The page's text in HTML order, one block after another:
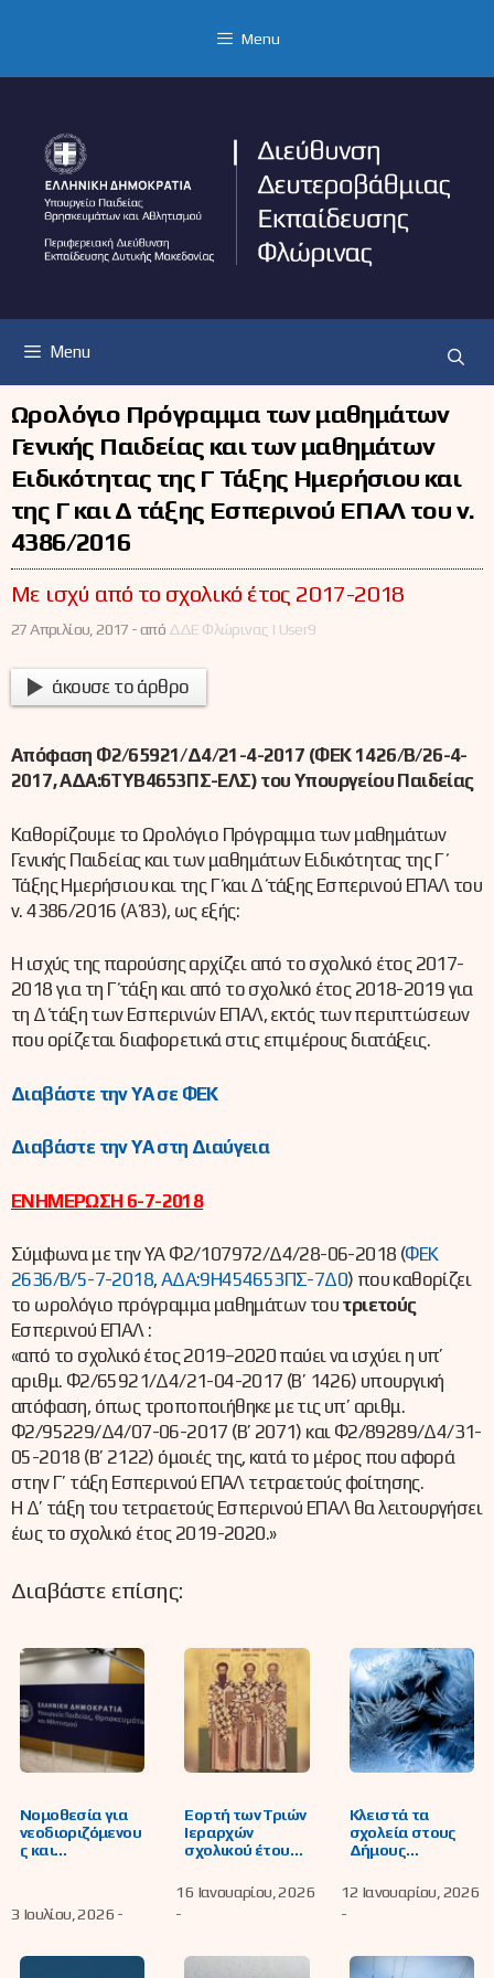
Menu
Menu
Ωρολόγιο Πρόγραμμα των μαθημάτων
Γενικής Παιδείας και των μαθημάτων
Ειδικότητας της Γ΄ Τάξης Ημερήσιου και
της Γ΄ και Δ΄ τάξης Εσπερινού ΕΠΑΛ του ν.
4386/2016
Με ισχύ από το σχολικό έτος 2017-2018
27 Απριλίου, 2017 -από ΔΔΕ Φλώρινας | User9
άκουσε το άρθρο
Απόφαση Φ2/65921/Δ4/21-4-2017 (ΦΕΚ 1426/Β/26-4-
2017, ΑΔΑ:6ΤΥΒ4653ΠΣ-ΕΛΣ) του Υπουργείου Παιδείας
Καθορίζουμε το Ωρολόγιο Πρόγραμμα των μαθημάτων
Γενικής Παιδείας και των μαθημάτων Ειδικότητας της Γ΄
Τάξης Ημερήσιου και της Γ΄ και Δ΄ τάξης Εσπερινού ΕΠΑΛ του
ν. 4386/2016 (Α΄ 83), ως εξής:
Η ισχύς της παρούσης αρχίζει από το σχολικό έτος 2017-
2018 για τη Γ΄ τάξη και από το σχολικό έτος 2018-2019 για
τη Δ΄ τάξη των Εσπερινών ΕΠΑΛ, εκτός των περιπτώσεων
που ορίζεται διαφορετικά στις επιμέρους διατάξεις.
Διαβάστε την ΥΑ σε ΦΕΚ
Διαβάστε την ΥΑ στη Διαύγεια
ΕΝΗΜΕΡΩΣΗ 6-7-2018
Σύμφωνα με την ΥΑ Φ2/107972/Δ4/28-06-2018 (ΦΕΚ
2636/Β/5-7-2018, ΑΔΑ:9Η454653ΠΣ-7Δ0) που καθορίζει
το ωρολόγιο πρόγραμμα μαθημάτων του τριετούς
Εσπερινού ΕΠΑΛ :
«από το σχολικό έτος 2019–2020 παύει να ισχύει η υπ’
αριθμ. Φ2/65921/Δ4/21-04-2017 (Β’ 1426) υπουργική
απόφαση, όπως τροποποιήθηκε με τις υπ’ αριθμ.
Φ2/95229/Δ4/07-06-2017 (Β’ 2071) και Φ2/89289/Δ4/31-
05-2018 (Β’ 2122) όμοιές της, κατά το μέρος που αφορά
στην Γ’ τάξη Εσπερινού ΕΠΑΛ τετραετούς φοίτησης.
Η Δ’ τάξη του τετραετούς Εσπερινού ΕΠΑΛ θα λειτουργήσει
έως το σχολικό έτος 2019-2020.»
Διαβάστε επίσης:
Νομοθεσία για
νεοδιοριζόμενου
ς και
εκπαιδευτικούς
Εκπαιδευτικού
3 Ιουλίου, 2026 -
Εορτή των Τριών
Ιεραρχών
σχολικού έτους
16 Ιανουαρίου, 2026
-
Κλειστά τα
σχολεία στους
Δήμους
Πρεσπών και
Φλώρινας
12 Ιανουαρίου, 2026
-